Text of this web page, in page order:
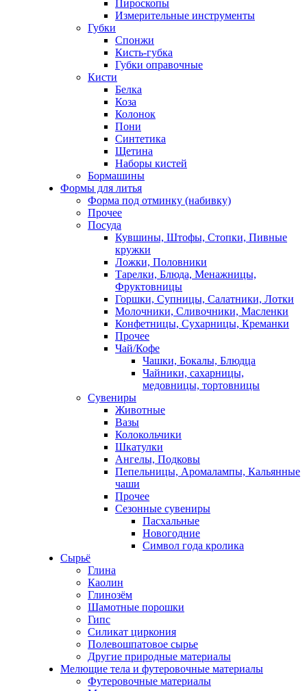
Пироскопы
Измерительные инструменты
Губки
Спонжи
Кисть-губка
Губки оправочные
Кисти
Белка
Коза
Колонок
Пони
Синтетика
Щетина
Наборы кистей
Бормашины
Формы для литья
Форма под отминку (набивку)
Прочее
Посуда
Кувшины, Штофы, Стопки, Пивные
кружки
Ложки, Половники
Тарелки, Блюда, Менажницы,
Фруктовницы
Горшки, Супницы, Салатники, Лотки
Молочники, Сливочники, Масленки
Конфетницы, Сухарницы, Креманки
Прочее
Чай/Кофе
Чашки, Бокалы, Блюдца
Чайники, сахарницы,
медовницы, тортовницы
Сувениры
Животные
Вазы
Колокольчики
Шкатулки
Ангелы, Подковы
Пепельницы, Аромалампы, Кальянные
чаши
Прочее
Сезонные сувениры
Пасхальные
Новогодние
Символ года кролика
Сырьё
Глина
Каолин
Глинозём
Шамотные порошки
Гипс
Силикат циркония
Полевошпатовое сырье
Другие природные материалы
Мелющие тела и футеровочные материалы
Футеровочные материалы